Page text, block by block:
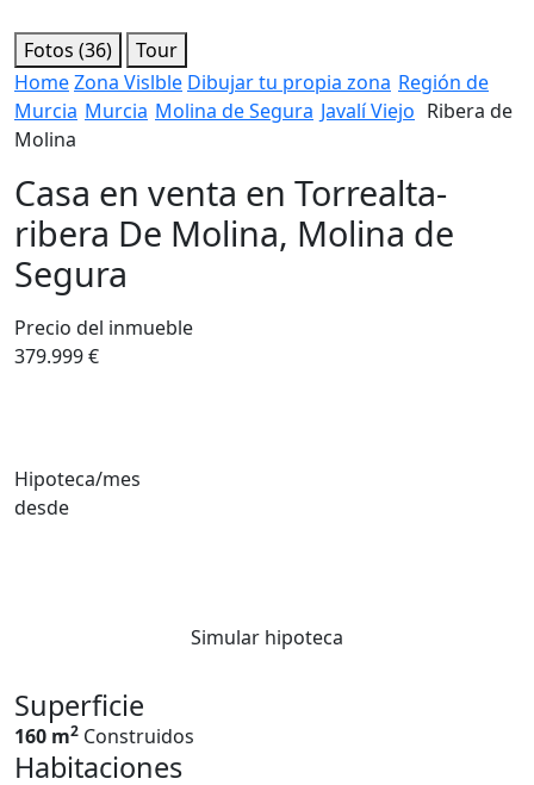
Fotos (36)
Tour
HomeZona Vislble Dibujar tu propia zona Región de
Murcia Murcia Molina de Segura Javalí Viejo Ribera de
Molina
Casa en venta en Torrealta-
ribera De Molina, Molina de
Segura
Precio del inmueble
379.999 €
Hipoteca/mes
desde
Simular hipoteca
Superficie
160 m2 Construidos
Habitaciones